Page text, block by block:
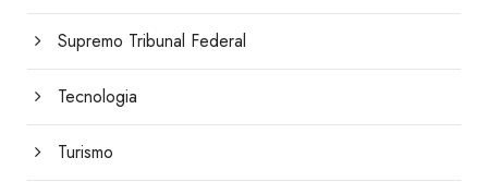
Supremo Tribunal Federal
Tecnologia
Turismo